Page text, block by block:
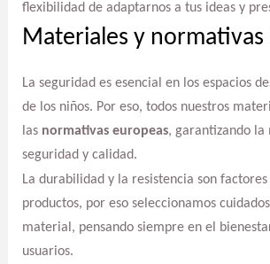
flexibilidad de adaptarnos a tus ideas y
Materiales y normativas
La seguridad es esencial en los espacios
de los niños. Por eso, todos nuestros
las normativas europeas, garantizando la
seguridad y calidad.
La durabilidad y la resistencia son
productos, por eso seleccionamos
material, pensando siempre en el
usuarios.